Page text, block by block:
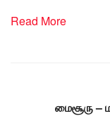
Read More
மைசூரு –